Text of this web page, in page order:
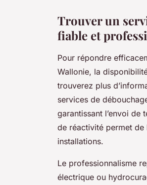
Trouver un
fiable et
Pour répondre
Wallonie, la
trouverez plus
services de
garantissant l’envoi de
de réactivité permet
installations.
Le professionnalisme
électrique ou